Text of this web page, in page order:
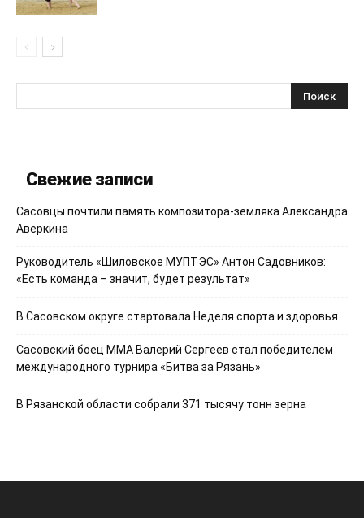
Свежие записи
Сасовцы почтили память композитора-земляка Александра
Аверкина
Руководитель «Шиловское МУПТЭС» Антон Садовников:
«Есть команда – значит, будет результат»
В Сасовском округе стартовала Неделя спорта и здоровья
Сасовский боец ММА Валерий Сергеев стал победителем
международного турнира «Битва за Рязань»
В Рязанской области собрали 371 тысячу тонн зерна